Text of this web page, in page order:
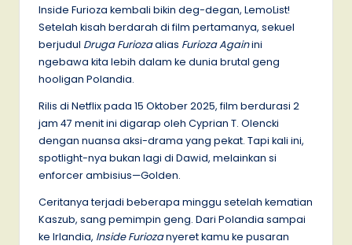
Inside Furioza kembali bikin deg-degan, LemoList!
Setelah kisah berdarah di film pertamanya, sekuel
berjudul Druga Furiozaalias Furioza Againini
ngebawa kita lebih dalam ke dunia brutal geng
hooligan Polandia.
Rilis di Netflix pada 15 Oktober 2025, film berdurasi 2
jam 47 menit ini digarap oleh Cyprian T. Olencki
dengan nuansa aksi-drama yang pekat. Tapi kali ini,
spotlight-nya bukan lagi di Dawid, melainkan si
enforcer ambisius—Golden.
Ceritanya terjadi beberapa minggu setelah kematian
Kaszub, sang pemimpin geng. Dari Polandia sampai
ke Irlandia, Inside Furiozanyeret kamu ke pusaran